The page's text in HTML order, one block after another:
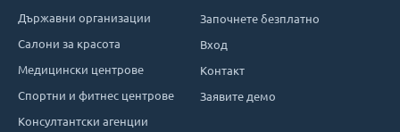
Държавни организации
Салони за красота
Медицински центрове
Спортни и фитнес центрове
Консултантски агенции
Започнете безплатно
Вход
Контакт
Заявите демо